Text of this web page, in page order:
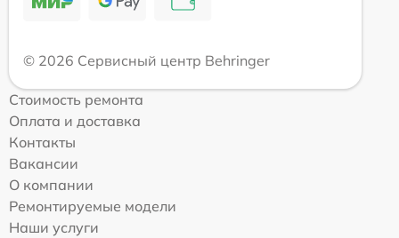
© 2026 Сервисный центр Behringer
Стоимость ремонта
Оплата и доставка
Контакты
Вакансии
О компании
Ремонтируемые модели
Наши услуги